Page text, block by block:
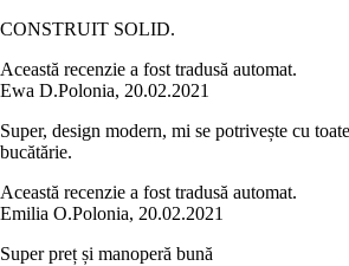
CONSTRUIT SOLID.
Această recenzie a fost tradusă automat.
Ewa D.Polonia, 20.02.2021
Super, design modern, mi se potrivește cu
bucătărie.
Această recenzie a fost tradusă automat.
Emilia O.Polonia, 20.02.2021
Super preț și manoperă bună